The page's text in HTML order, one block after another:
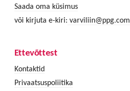
Saada oma küsimus
või kirjuta e-kiri: varviliin@ppg.com
Ettevõttest
Kontaktid
Privaatsuspoliitika